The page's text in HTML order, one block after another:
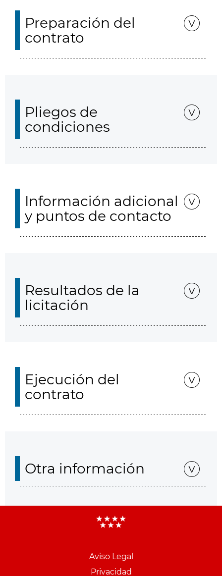
Preparación del
contrato
Pliegos de
condiciones
Información adicional
y puntos de contacto
Resultados de la
licitación
Ejecución del
contrato
Otra información
Aviso Legal
Privacidad